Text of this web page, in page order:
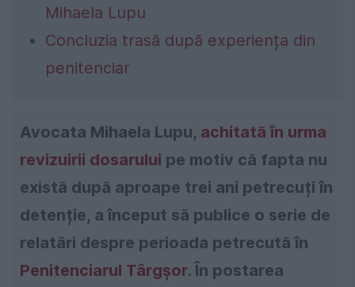
Mihaela Lupu
Concluzia trasă după experiența din
penitenciar
Avocata Mihaela Lupu, achitată în urma
revizuirii dosarului pe motiv că fapta nu
există după aproape trei ani petrecuți în
detenție, a început să publice o serie de
relatări despre perioada petrecută în
Penitenciarul Târgșor. În postarea